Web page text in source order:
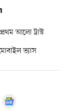
প্রথম আলো ট্রাস্ট
ভ্যাস